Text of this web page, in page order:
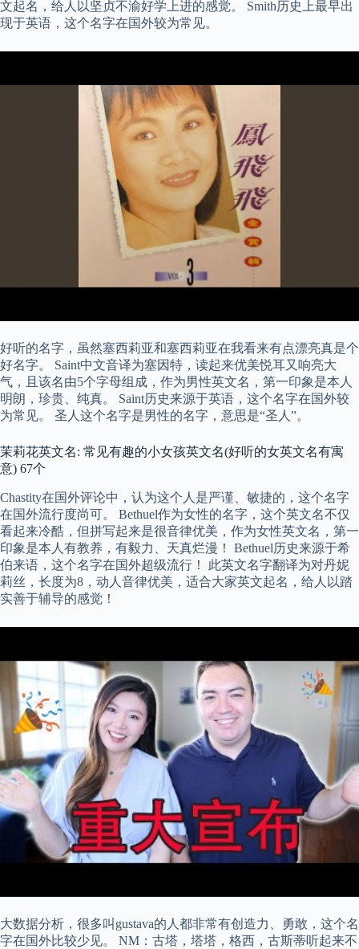
文起名，给人以坚贞不渝好学上进的感觉。 Smith历史上最早出
现于英语，这个名字在国外较为常见。
好听的名字，虽然塞西莉亚和塞西莉亚在我看来有点漂亮真是个
好名字。 Saint中文音译为塞因特，读起来优美悦耳又响亮大
气，且该名由5个字母组成，作为男性英文名，第一印象是本人
明朗，珍贵、纯真。 Saint历史来源于英语，这个名字在国外较
为常见。 圣人这个名字是男性的名字，意思是“圣人”。
茉莉花英文名: 常见有趣的小女孩英文名(好听的女英文名有寓
意) 67个
Chastity在国外评论中，认为这个人是严谨、敏捷的，这个名字
在国外流行度尚可。 Bethuel作为女性的名字，这个英文名不仅
看起来冷酷，但拼写起来是很音律优美，作为女性英文名，第一
印象是本人有教养，有毅力、天真烂漫！ Bethuel历史来源于希
伯来语，这个名字在国外超级流行！ 此英文名字翻译为对丹妮
莉丝，长度为8，动人音律优美，适合大家英文起名，给人以踏
实善于辅导的感觉！
大数据分析，很多叫gustava的人都非常有创造力、勇敢，这个名
字在国外比较少见。 NM：古塔，塔塔，格西，古斯蒂听起来不